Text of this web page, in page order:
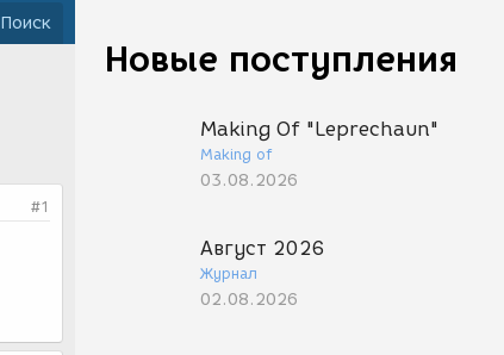
Новые поступления
Making Of "Leprechaun"
Making of
03.08.2026
Август 2026
Журнал
02.08.2026
Поиск
#1